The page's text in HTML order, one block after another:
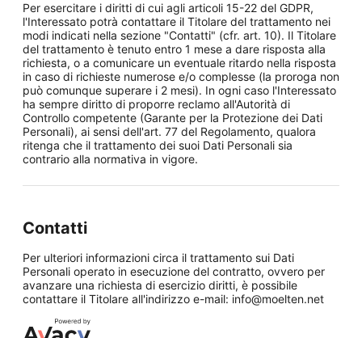
Per esercitare i diritti di cui agli articoli 15-22 del GDPR,
l'Interessato potrà contattare il Titolare del trattamento nei
modi indicati nella sezione "Contatti" (cfr. art. 10). Il Titolare
del trattamento è tenuto entro 1 mese a dare risposta alla
richiesta, o a comunicare un eventuale ritardo nella risposta
in caso di richieste numerose e/o complesse (la proroga non
può comunque superare i 2 mesi). In ogni caso l'Interessato
ha sempre diritto di proporre reclamo all'Autorità di
Controllo competente (Garante per la Protezione dei Dati
Personali), ai sensi dell'art. 77 del Regolamento, qualora
ritenga che il trattamento dei suoi Dati Personali sia
contrario alla normativa in vigore.
Contatti
Per ulteriori informazioni circa il trattamento sui Dati
Personali operato in esecuzione del contratto, ovvero per
avanzare una richiesta di esercizio diritti, è possibile
contattare il Titolare all'indirizzo e-mail: info@moelten.net